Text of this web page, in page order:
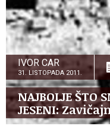
IVOR CAR
31. LISTOPADA 2011.
NAJBOLJE ŠTO
JESENI: